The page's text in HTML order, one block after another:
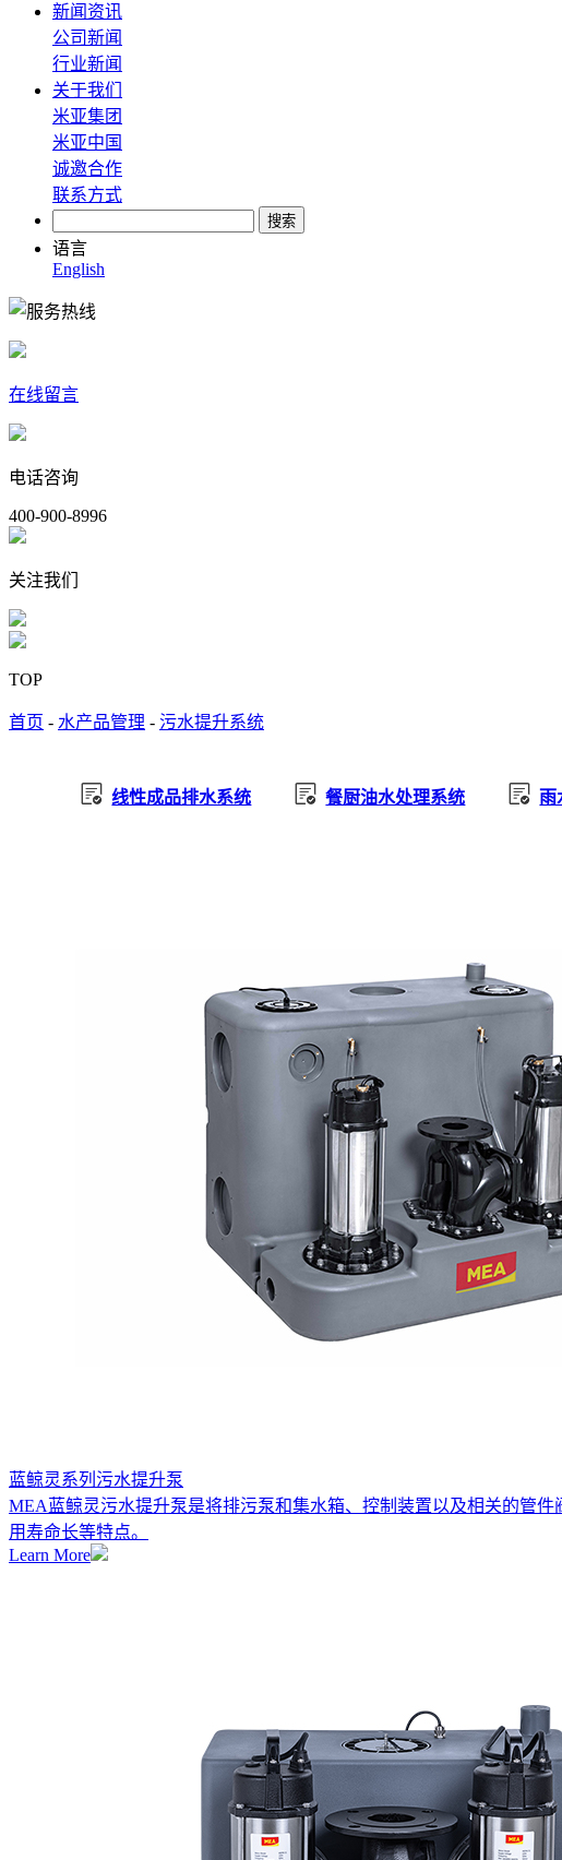
新闻资讯
公司新闻
行业新闻
关于我们
米亚集团
米亚中国
诚邀合作
联系方式
语言
English
在线留言
电话咨询
400-900-8996
关注我们
TOP
首页 - 水产品管理 - 污水提升系统
线性成品排水系统 餐厨油水处理系统 雨
蓝鲸灵系列污水提升泵
MEA蓝鲸灵污水提升泵是将排污泵和集水箱、控制装置以及相关的管
用寿命长等特点。
Learn More